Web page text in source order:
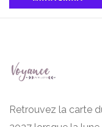
Retrouvez la carte